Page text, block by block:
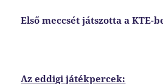
Első meccsét játszotta a KTE-
Az eddigi játékpercek: